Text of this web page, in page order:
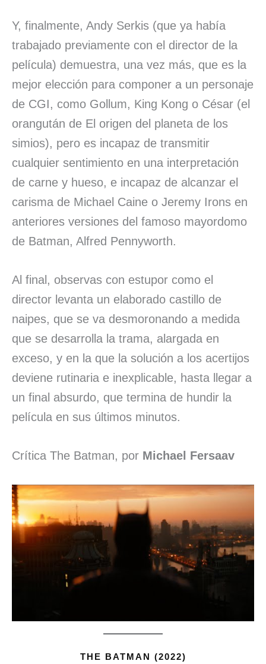
Y, finalmente, Andy Serkis (que ya había
trabajado previamente con el director de la
película) demuestra, una vez más, que es la
mejor elección para componer a un personaje
de CGI, como Gollum, King Kong o César (el
orangután de El origen del planeta de los
simios), pero es incapaz de transmitir
cualquier sentimiento en una interpretación
de carne y hueso, e incapaz de alcanzar el
carisma de Michael Caine o Jeremy Irons en
anteriores versiones del famoso mayordomo
de Batman, Alfred Pennyworth.
Al final, observas con estupor como el
director levanta un elaborado castillo de
naipes, que se va desmoronando a medida
que se desarrolla la trama, alargada en
exceso, y en la que la solución a los acertijos
deviene rutinaria e inexplicable, hasta llegar a
un final absurdo, que termina de hundir la
película en sus últimos minutos.
Crítica The Batman, por Michael Fersaav
THE BATMAN (2022)